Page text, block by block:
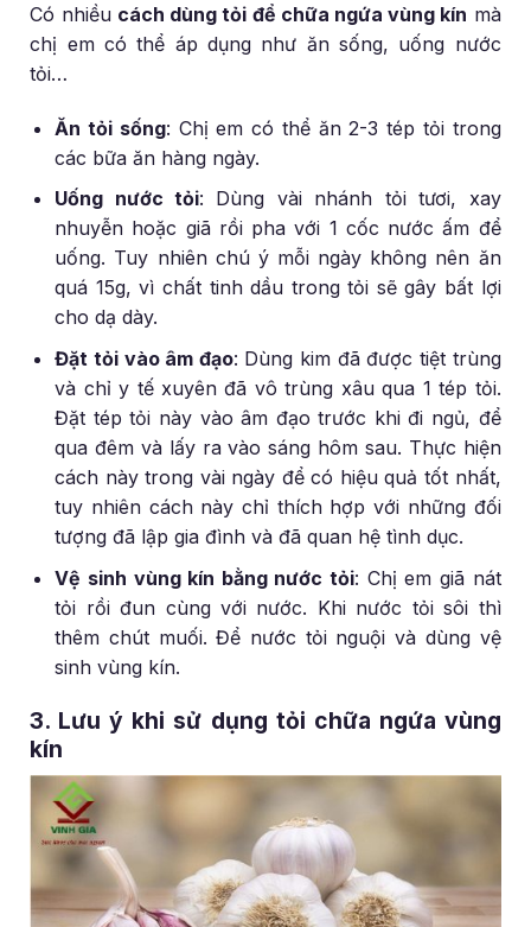
Có nhiều cách dùng tỏi để chữa ngứa vùng kín mà
chị em có thể áp dụng như ăn sống, uống nước
tỏi…
Ăn tỏi sống: Chị em có thể ăn 2-3 tép tỏi trong
các bữa ăn hàng ngày.
Uống nước tỏi: Dùng vài nhánh tỏi tươi, xay
nhuyễn hoặc giã rồi pha với 1 cốc nước ấm để
uống. Tuy nhiên chú ý mỗi ngày không nên ăn
quá 15g, vì chất tinh dầu trong tỏi sẽ gây bất lợi
cho dạ dày.
Đặt tỏi vào âm đạo: Dùng kim đã được tiệt trùng
và chỉ y tế xuyên đã vô trùng xâu qua 1 tép tỏi.
Đặt tép tỏi này vào âm đạo trước khi đi ngủ, để
qua đêm và lấy ra vào sáng hôm sau. Thực hiện
cách này trong vài ngày để có hiệu quả tốt nhất,
tuy nhiên cách này chỉ thích hợp với những đối
tượng đã lập gia đình và đã quan hệ tình dục.
Vệ sinh vùng kín bằng nước tỏi: Chị em giã nát
tỏi rồi đun cùng với nước. Khi nước tỏi sôi thì
thêm chút muối. Để nước tỏi nguội và dùng vệ
sinh vùng kín.
3. Lưu ý khi sử dụng tỏi chữa ngứa vùng
kín